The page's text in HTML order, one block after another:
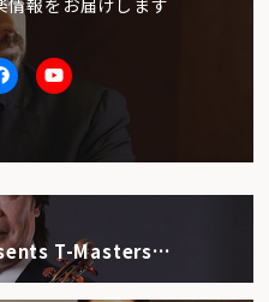
Youtube
T-Masters…